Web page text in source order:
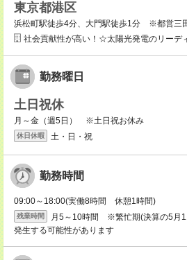
東京都港区
浜松町駅徒歩4分、大門駅徒歩1分 ※都営三
社会貢献性が高い！☆太陽光発電のリーデ
勤務曜日
土日祝休
月～金（週5日） ※土日祝お休み
休日休暇 土・日・祝
勤務時間
09:00～18:00(実働8時間 休憩1時間)
残業時間
月5～10時間 ※繁忙期(決算の5月
発生する可能性があります